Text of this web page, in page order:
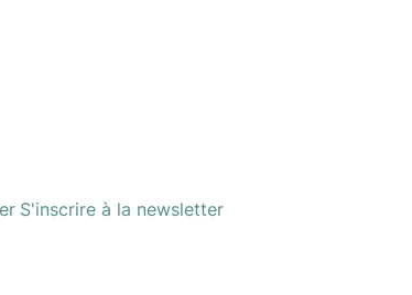
S'inscrire à la newsletter